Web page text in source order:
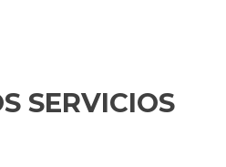
SERVICIOS